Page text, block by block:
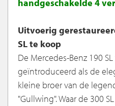
handgeschakelde 4
Uitvoerig
SL te koop
De Mercedes-Benz 190
geïntroduceerd als de
kleine broer van de
"Gullwing". Waar de 300